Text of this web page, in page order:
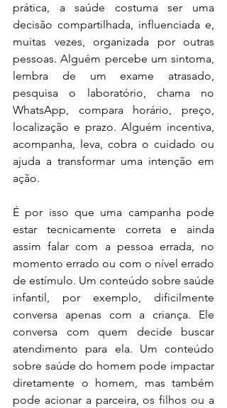
prática, a saúde costuma ser uma
decisão compartilhada, influenciada e,
muitas vezes, organizada por outras
pessoas. Alguém percebe um sintoma,
lembra de um exame atrasado,
pesquisa o laboratório, chama no
WhatsApp, compara horário, preço,
localização e prazo. Alguém incentiva,
acompanha, leva, cobra o cuidado ou
ajuda a transformar uma intenção em
ação.
É por isso que uma campanha pode
estar tecnicamente correta e ainda
assim falar com a pessoa errada, no
momento errado ou com o nível errado
de estímulo. Um conteúdo sobre saúde
infantil, por exemplo, dificilmente
conversa apenas com a criança. Ele
conversa com quem decide buscar
atendimento para ela. Um conteúdo
sobre saúde do homem pode impactar
diretamente o homem, mas também
pode acionar a parceira, os filhos ou a